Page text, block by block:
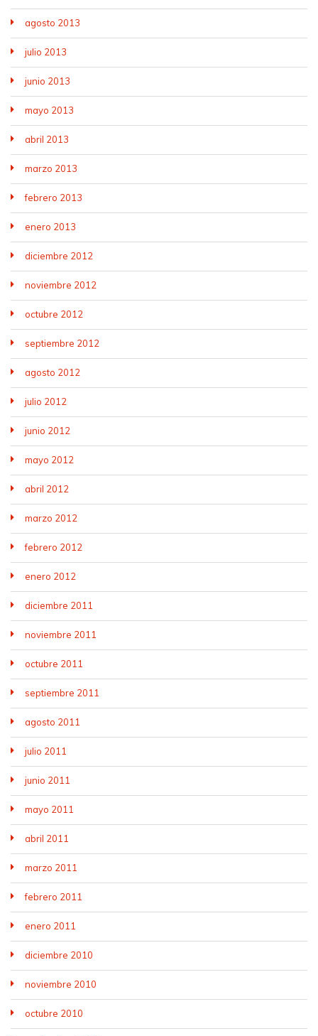
agosto 2013
julio 2013
junio 2013
mayo 2013
abril 2013
marzo 2013
febrero 2013
enero 2013
diciembre 2012
noviembre 2012
octubre 2012
septiembre 2012
agosto 2012
julio 2012
junio 2012
mayo 2012
abril 2012
marzo 2012
febrero 2012
enero 2012
diciembre 2011
noviembre 2011
octubre 2011
septiembre 2011
agosto 2011
julio 2011
junio 2011
mayo 2011
abril 2011
marzo 2011
febrero 2011
enero 2011
diciembre 2010
noviembre 2010
octubre 2010